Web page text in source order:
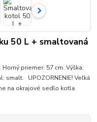
50 L + smaltovaná
priemer: 57 cm. Výška:
smalt. UPOZORNENIE! Veľká
na okrajové sedlo kotla